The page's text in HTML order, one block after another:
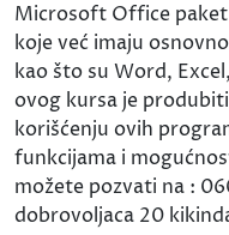
Microsoft Office paket
koje već imaju
kao što su Word,
ovog kursa je
korišćenju ovih
funkcijama i
možete pozvati na :
dobrovoljaca 20